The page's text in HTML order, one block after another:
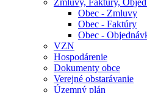
Zmluvy, Faktúry,
Obec - Zmluvy
Obec - Faktúry
Obec -
VZN
Hospodárenie
Dokumenty obce
Verejné obstarávanie
Územný plán